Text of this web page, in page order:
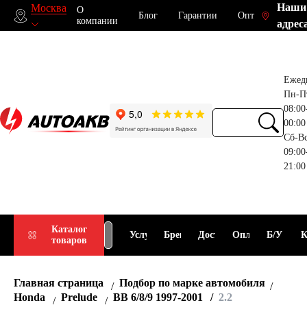
Москва
О
компании
Блог Гарантии Опт
Наши
Пн-
00:00
Сб-
21:00
Каталог
товаров
Подбор
АКБ
Услуги Бренды ДоставкаОплата Б/У
Главная страница
Подбор по марке автомобиля
Honda
Prelude BB 6/8/9 1997-2001 2.2